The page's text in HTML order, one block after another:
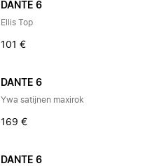
DANTE 6
Ellis Top
101 €
DANTE 6
Ywa satijnen maxirok
169 €
DANTE 6